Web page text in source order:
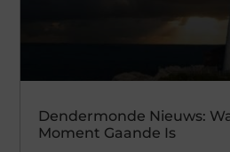
Dendermonde Nieuws:
Moment Gaande Is